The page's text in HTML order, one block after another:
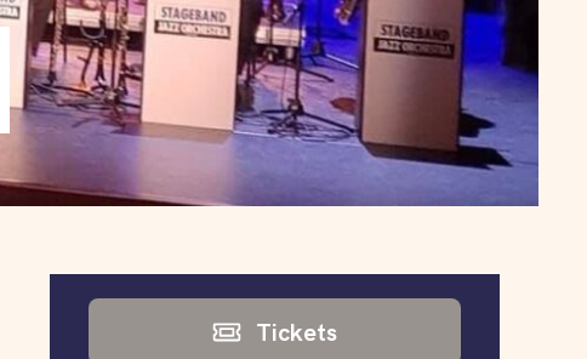
Informatie
Tickets